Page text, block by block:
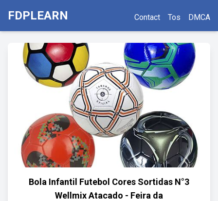
FDPLEARN Contact Tos DMCA
Bola Infantil Futebol Cores Sortidas N°3
Wellmix Atacado - Feira da